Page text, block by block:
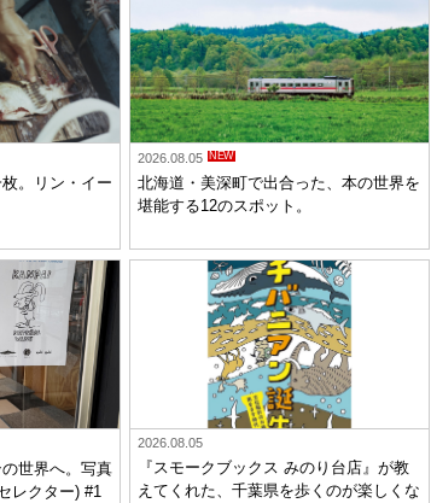
。リン・イー
2026.08.05 NEW
北海道・美深町で出合った、本の世界を
堪能する12のスポット。
世界へ。写真
レクター) #1
2026.08.05
『スモークブックス みのり台店』が教
えてくれた、千葉県を歩くのが楽しくな